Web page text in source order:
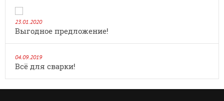
23.01.2020
Выгодное предложение!
04.09.2019
Всё для сварки!